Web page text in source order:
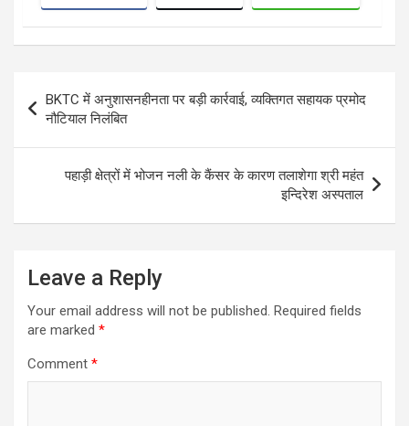
navigation
BKTC में अनुशासनहीनता पर बड़ी कार्रवाई, व्यक्तिगत सहायक प्रमोद
नौटियाल निलंबित
पहाड़ी क्षेत्रों में भोजन नली के कैंसर के कारण तलाशेगा श्री महंत
इन्दिरेश अस्पताल
Leave a Reply
Your email address will not be published. Required fields
are marked *
Comment *